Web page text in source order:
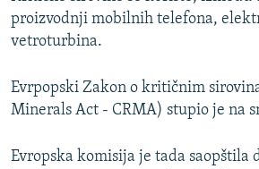
proizvodnji mobilnih telefona,
vetroturbina.
Evrpopski Zakon o kritičnim
Minerals Act - CRMA) stupio je na
Evropska komisija je tada saopštila